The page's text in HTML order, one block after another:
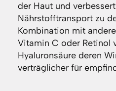
der Haut und
Nährstofftransport zu
Kombination mit
Vitamin C oder Retinol
Hyaluronsäure deren
verträglicher für